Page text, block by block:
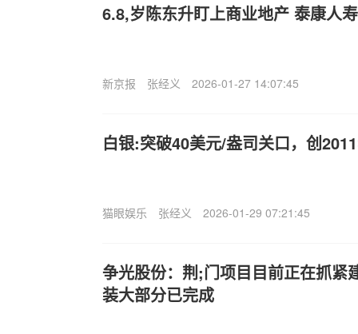
6.8,岁陈东升盯上商业地产 泰康人
新京报 张经义 2026-01-27 14:07:45
白银:突破40美元/盎司关口，创
猫眼娱乐 张经义 2026-01-29 07:21:45
争光股份：荆;门项目目前正在抓紧
装大部分已完成